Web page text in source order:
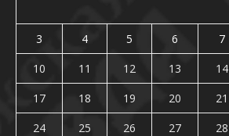
3
4 5 6 7
10
11 12 13 14
17
18 19 20 21
24
25 26 27 28